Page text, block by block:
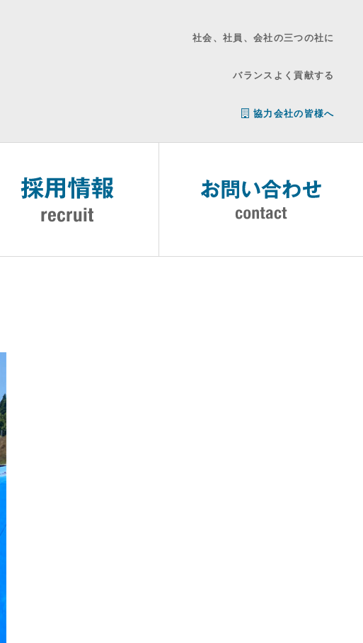
社会、社員、会社の三つの社に
バランスよく貢献する
協力会社の皆様へ